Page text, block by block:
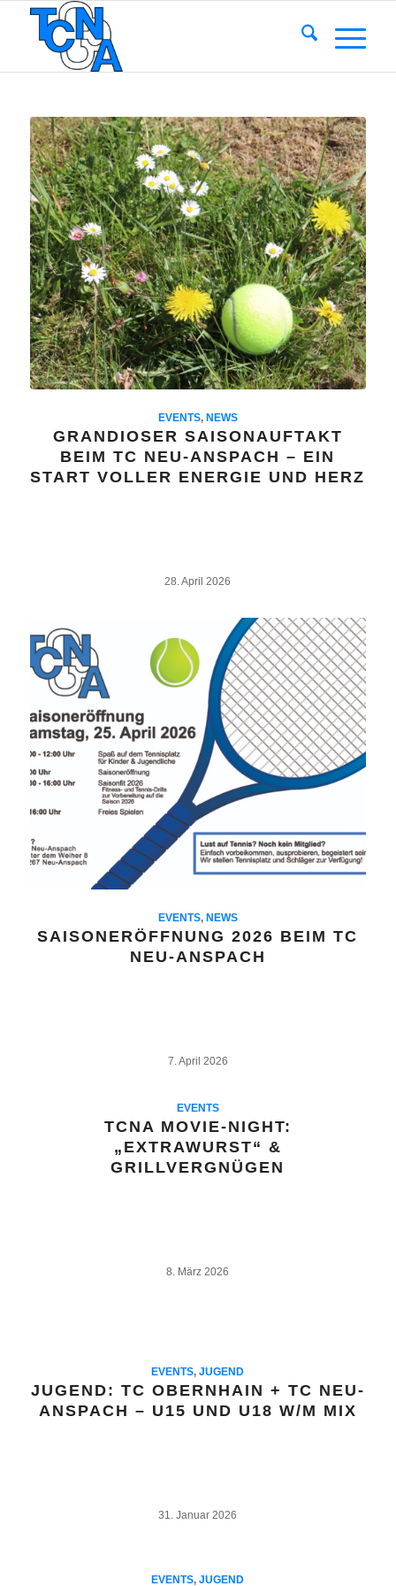
EVENTS, NEWS
GRANDIOSER SAISONAUFTAKT
BEIM TC NEU‑ANSPACH – EIN
START VOLLER ENERGIE UND HERZ
28. April 2026
EVENTS, NEWS
SAISONERÖFFNUNG 2026 BEIM TC
NEU-ANSPACH
7. April 2026
EVENTS
TCNA MOVIE-NIGHT:
„EXTRAWURST“ &
GRILLVERGNÜGEN
8. März 2026
EVENTS,JUGEND
JUGEND: TC OBERNHAIN + TC NEU-
ANSPACH – U15 UND U18 W/M MIX
31. Januar 2026
EVENTS,JUGEND